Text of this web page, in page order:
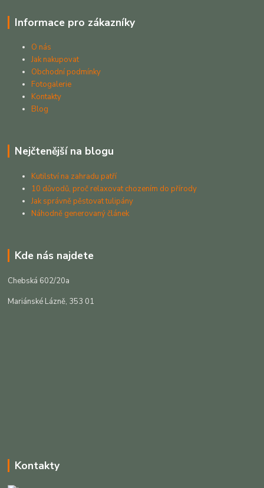
Informace pro zákazníky
O nás
Jak nakupovat
Obchodní podmínky
Fotogalerie
Kontakty
Blog
Nejčtenější na blogu
Kutilství na zahradu patří
10 důvodů, proč relaxovat chozením do přírody
Jak správně pěstovat tulipány
Náhodně generovaný článek
Kde nás najdete
Chebská 602/20a
Mariánské Lázně, 353 01
Kontakty